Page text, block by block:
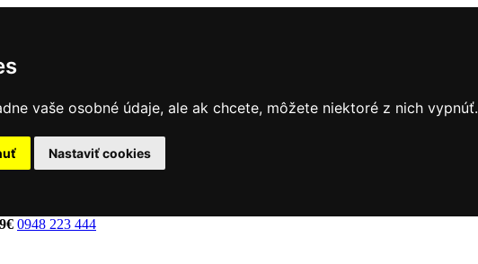
vaše osobné údaje, ale ak chcete, môžete niektoré z nich vypnúť.
Nastaviť cookies
0948 223 444